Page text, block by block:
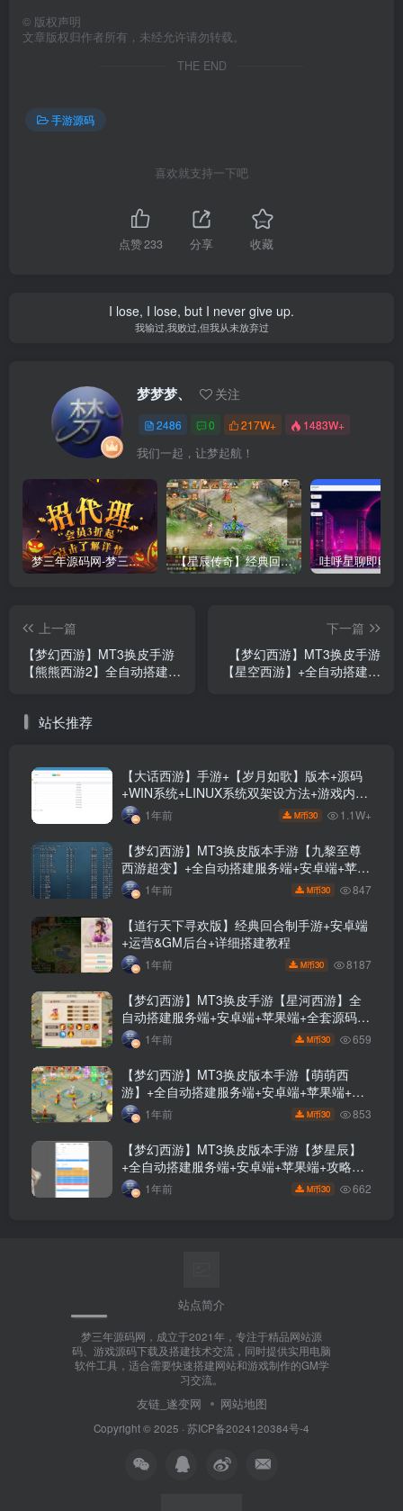
© 版权声明
文章版权归作者所有，未经允许请勿转载。
THE END
手游源码
喜欢就支持一下吧
点赞233 分享 收藏
I lose, I lose, but I never give up.
我输过,我败过,但我从未放弃过
梦梦梦、 关注
2486 0 217W+ 1483W+
我们一起，让梦起航！
梦三年源码网-梦三年ym会员代理详情 【星辰传奇】经典回合制手游+安卓端+GM工具+详细搭建教程
上一篇
【梦幻西游】MT3换皮手游
【熊熊西游2】全自动搭建服
程
下一篇
【梦幻西游】MT3换皮手游
【星空西游】+全自动搭建服
站长推荐
【大话西游】手游+【岁月如歌】版本+源码
+WIN系统+LINUX系统双架设方法+游戏内
GM后台+代理运营后台
1年前 M币30 1.1W+
【梦幻西游】MT3换皮版本手游【九黎至尊
西游超变】+全自动搭建服务端+安卓端+苹果
端+源码+GM后台+玩家授权后台+视频搭建
教程
1年前 M币30 847
【道行天下寻欢版】经典回合制手游+安卓端
+运营&GM后台+详细搭建教程
1年前 M币30 8187
【梦幻西游】MT3换皮手游【星河西游】全
自动搭建服务端+安卓端+苹果端+全套源码
+GM后台+视频搭建教程
1年前 M币30 659
【梦幻西游】MT3换皮版本手游【萌萌西
游】+全自动搭建服务端+安卓端+苹果端+源
码+GM后台+玩家授权后台+视频搭建教程
1年前 M币30 853
【梦幻西游】MT3换皮版本手游【梦星辰】
+全自动搭建服务端+安卓端+苹果端+攻略
+GM后台+玩家授权后台+视频搭建教程
1年前 M币30 662
站点简介
梦三年源码网，成立于2021年，专注于精品网站源
码、游戏源码下载及搭建技术交流，同时提供实用电脑
软件工具，适合需要快速搭建网站和游戏制作的GM学
习交流。
友链_遂变网 网站地图
Copyright © 2025 · 苏ICP备2024120384号-4